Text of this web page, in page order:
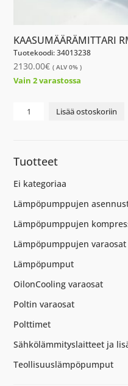
KAASUMÄÄRÄMITTARI
Tuotekoodi: 34013238
2130.00€ ( ALV 0% )
Vain 2 varastossa
KAASUMÄÄRÄMITTARI
DN200
1600M3/
Lisää ostoskoriin
Tuotteet
Ei kategoriaa
Lämpöpumppujen
Lämpöpumppujen
Lämpöpumppujen varaosat
Lämpöpumput
OilonCooling varaosat
Poltin varaosat
Polttimet
Sähkölämmityslaitteet ja
Teollisuuslämpöpumput